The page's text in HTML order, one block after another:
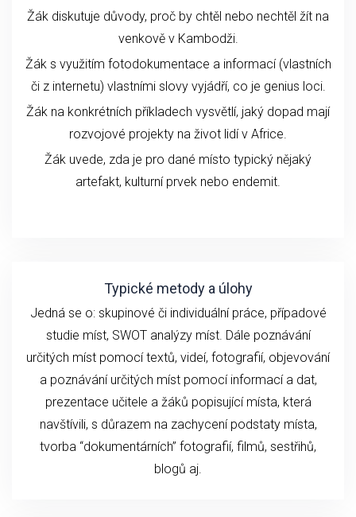
Žák diskutuje důvody, proč by chtěl nebo nechtěl žít na
venkově v Kambodži.
Žák s využitím fotodokumentace a informací (vlastních
či z internetu) vlastními slovy vyjádří, co je genius loci.
Žák na konkrétních příkladech vysvětlí, jaký dopad mají
rozvojové projekty na život lidí v Africe.
Žák uvede, zda je pro dané místo typický nějaký
artefakt, kulturní prvek nebo endemit.
Typické metody a úlohy
Jedná se o: skupinové či individuální práce, případové
studie míst, SWOT analýzy míst. Dále poznávání
určitých míst pomocí textů, videí, fotografií, objevování
a poznávání určitých míst pomocí informací a dat,
prezentace učitele a žáků popisující místa, která
navštívili, s důrazem na zachycení podstaty místa,
tvorba “dokumentárních” fotografií, filmů, sestřihů,
blogů aj.